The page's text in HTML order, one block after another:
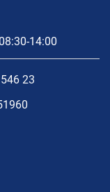
14:00
23